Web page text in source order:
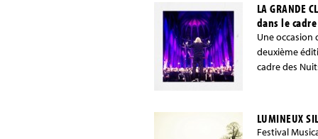
LA GRANDE
dans le
Une occasion
deuxième
cadre des
LUMINEUX
Festival